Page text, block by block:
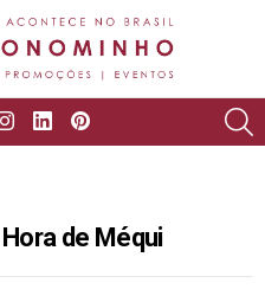
instagram
linkedin
de Méqui